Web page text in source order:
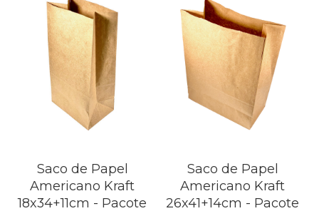
Saco de Papel
Americano Kraft
18x34+11cm - Pacote
Saco de Papel
Americano Kraft
26x41+14cm - Pacote